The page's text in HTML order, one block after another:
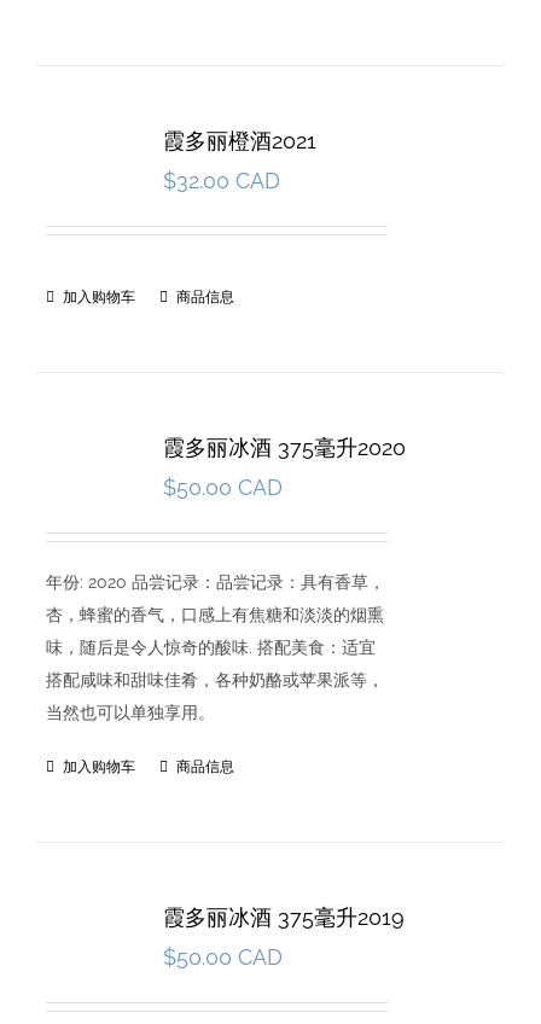
霞多丽橙酒2021
$32.00 CAD
加入购物车 商品信息
霞多丽冰酒 375毫升2020
$50.00 CAD
年份: 2020 品尝记录：品尝记录：具有香草，
杏，蜂蜜的香气，口感上有焦糖和淡淡的烟熏
味，随后是令人惊奇的酸味. 搭配美食：适宜
搭配咸味和甜味佳肴，各种奶酪或苹果派等，
当然也可以单独享用。
加入购物车 商品信息
霞多丽冰酒 375毫升2019
$50.00 CAD